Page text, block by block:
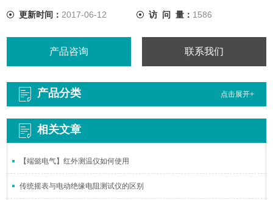
更新时间： 2017-06-12 访 问 量： 1586
产品咨询 联系我们
产品分类 点击展开+
相关文章
【端懿电气】红外测温仪如何使用
传统摇表与电动绝缘电阻测试仪的区别